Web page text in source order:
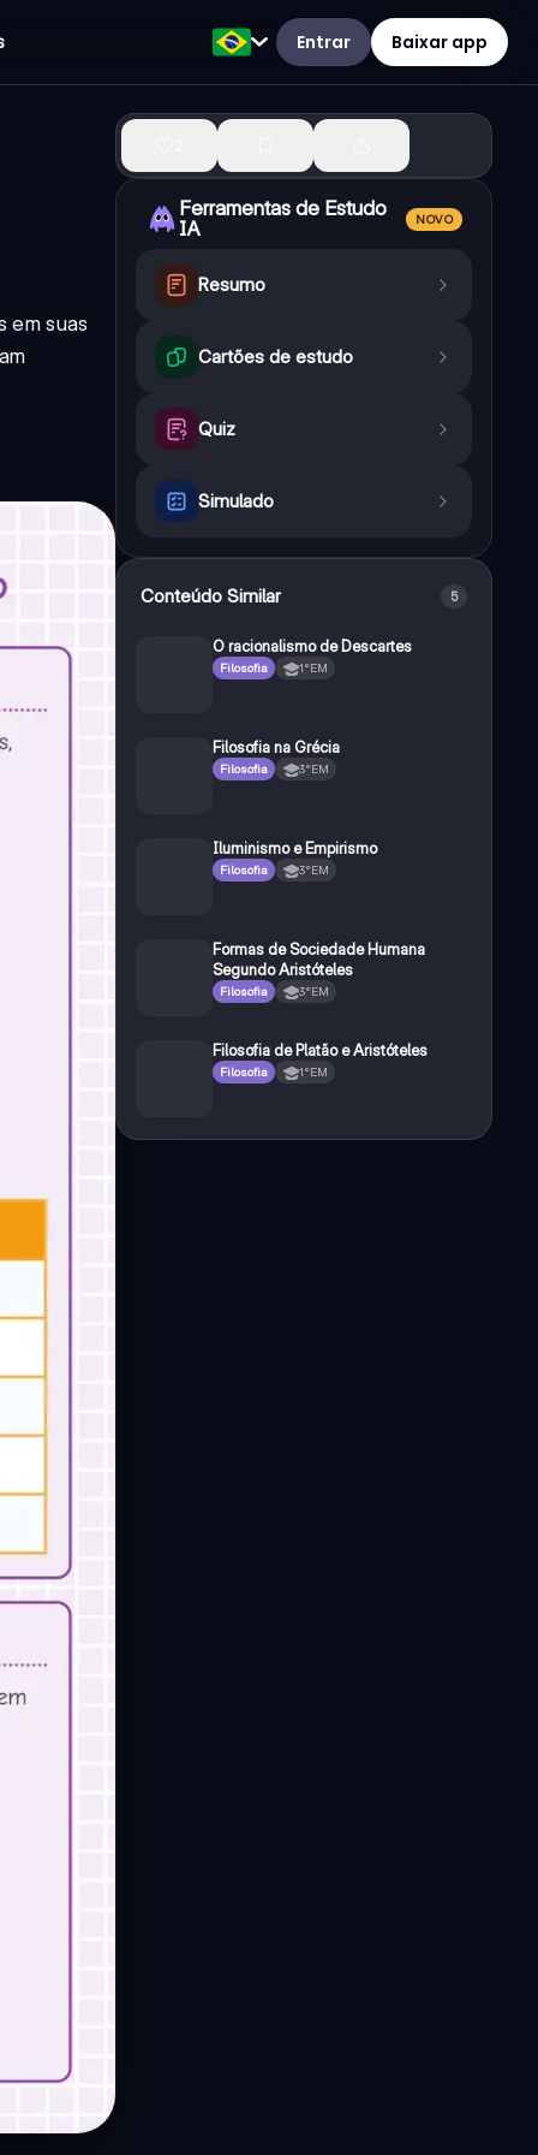
Entrar Baixar app
em suas
Ferramentas de Estudo
IA
NOVO
Resumo
Cartões de estudo
Quiz
Simulado
Conteúdo Similar 5
O racionalismo de Descartes
Filosofia 1°EM
Filosofia na Grécia
Filosofia 3°EM
Iluminismo e Empirismo
Filosofia 3°EM
Formas de Sociedade Humana
Segundo Aristóteles
Filosofia 3°EM
Filosofia de Platão e Aristóteles
Filosofia 1°EM